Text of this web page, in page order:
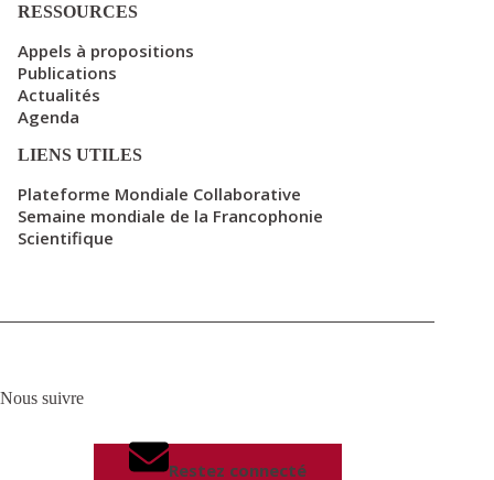
RESSOURCES
Appels à propositions
Publications
Actualités
Agenda
LIENS UTILES
Plateforme Mondiale Collaborative
Semaine mondiale de la Francophonie
Scientifique
Nous suivre
Restez connecté